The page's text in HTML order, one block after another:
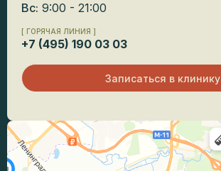
Вс: 9:00 - 21:00
[ ГОРЯЧАЯ ЛИНИЯ ]
+7 (495) 190 03 03
Записаться в клинику